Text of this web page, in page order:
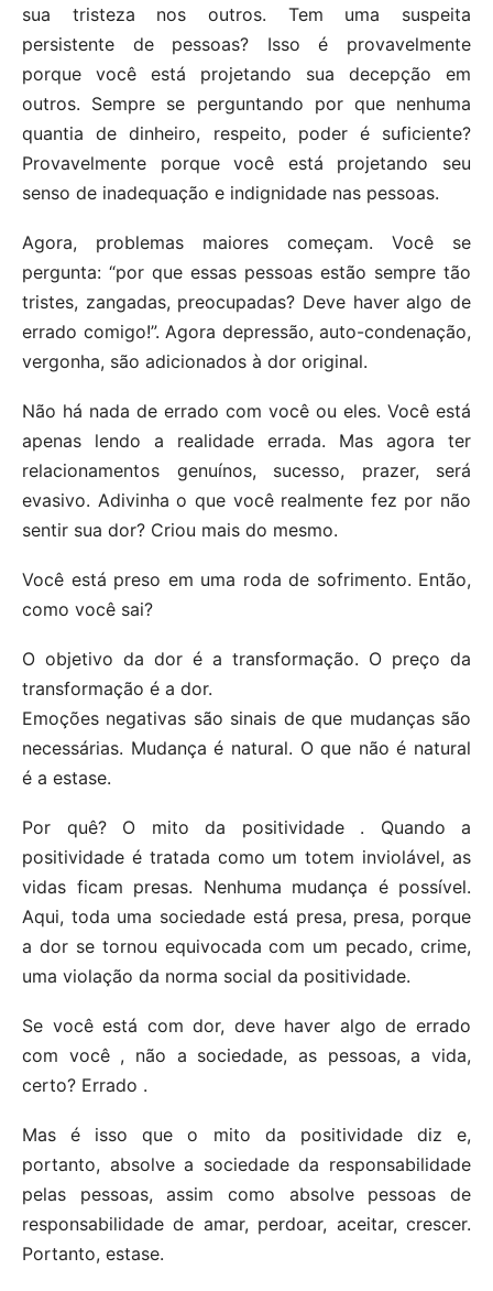
sua tristeza nos outros. Tem uma suspeita
persistente de pessoas? Isso é provavelmente
porque você está projetando sua decepção em
outros. Sempre se perguntando por que nenhuma
quantia de dinheiro, respeito, poder é suficiente?
Provavelmente porque você está projetando seu
senso de inadequação e indignidade nas pessoas.
Agora, problemas maiores começam. Você se
pergunta: “por que essas pessoas estão sempre tão
tristes, zangadas, preocupadas? Deve haver algo de
errado comigo!”. Agora depressão, auto-condenação,
vergonha, são adicionados à dor original.
Não há nada de errado com você ou eles. Você está
apenas lendo a realidade errada. Mas agora ter
relacionamentos genuínos, sucesso, prazer, será
evasivo. Adivinha o que você realmente fez por não
sentir sua dor? Criou mais do mesmo.
Você está preso em uma roda de sofrimento. Então,
como você sai?
O objetivo da dor é a transformação. O preço da
transformação é a dor.
Emoções negativas são sinais de que mudanças são
necessárias. Mudança é natural. O que não é natural
é a estase.
Por quê? O mito da positividade . Quando a
positividade é tratada como um totem inviolável, as
vidas ficam presas. Nenhuma mudança é possível.
Aqui, toda uma sociedade está presa, presa, porque
a dor se tornou equivocada com um pecado, crime,
uma violação da norma social da positividade.
Se você está com dor, deve haver algo de errado
com você , não a sociedade, as pessoas, a vida,
certo? Errado .
Mas é isso que o mito da positividade diz e,
portanto, absolve a sociedade da responsabilidade
pelas pessoas, assim como absolve pessoas de
responsabilidade de amar, perdoar, aceitar, crescer.
Portanto, estase.